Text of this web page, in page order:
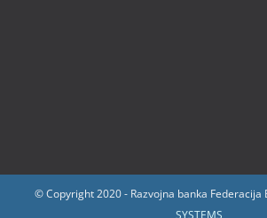
© Copyright 2020 - Razvojna banka Federacija
SYSTEMS